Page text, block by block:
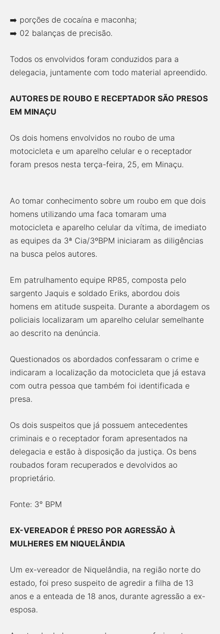
➡️ porções de cocaína e maconha;
➡️ 02 balanças de precisão.
Todos os envolvidos foram conduzidos para a
delegacia, juntamente com todo material apreendido.
AUTORES DE ROUBO E RECEPTADOR SÃO PRESOS
EM MINAÇU
Os dois homens envolvidos no roubo de uma
motocicleta e um aparelho celular e o receptador
foram presos nesta terça-feira, 25, em Minaçu.
Ao tomar conhecimento sobre um roubo em que dois
homens utilizando uma faca tomaram uma
motocicleta e aparelho celular da vítima, de imediato
as equipes da 3ª Cia/3ºBPM iniciaram as diligências
na busca pelos autores.
Em patrulhamento equipe RP85, composta pelo
sargento Jaquis e soldado Eriks, abordou dois
homens em atitude suspeita. Durante a abordagem os
policiais localizaram um aparelho celular semelhante
ao descrito na denúncia.
Questionados os abordados confessaram o crime e
indicaram a localização da motocicleta que já estava
com outra pessoa que também foi identificada e
presa.
Os dois suspeitos que já possuem antecedentes
criminais e o receptador foram apresentados na
delegacia e estão à disposição da justiça. Os bens
roubados foram recuperados e devolvidos ao
proprietário.
Fonte: 3° BPM
EX-VEREADOR É PRESO POR AGRESSÃO À
MULHERES EM NIQUELÂNDIA
Um ex-vereador de Niquelândia, na região norte do
estado, foi preso suspeito de agredir a filha de 13
anos e a enteada de 18 anos, durante agressão a ex-
esposa.